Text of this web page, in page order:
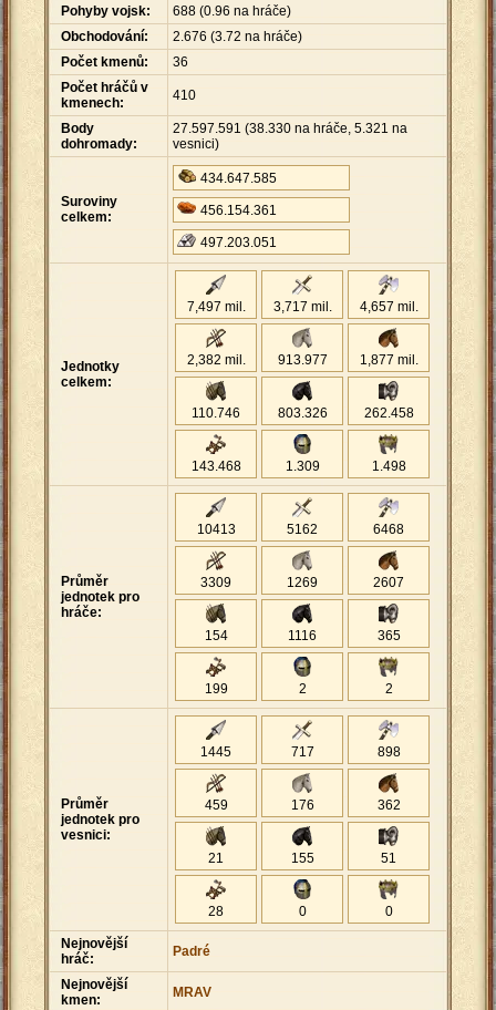
Pohyby vojsk:
688 (0.96 na hráče)
Obchodování:
2.676 (3.72 na hráče)
Počet kmenů:
36
Počet hráčů v
kmenech:
410
Body
dohromady:
27.597.591 (38.330 na hráče, 5.321 na
vesnici)
Suroviny
celkem:
434.647.585
456.154.361
497.203.051
Jednotky
celkem:
7,497 mil. 3,717 mil. 4,657 mil.
2,382 mil. 913.977 1,877 mil.
110.746 803.326 262.458
143.468 1.309 1.498
Průměr
jednotek pro
hráče:
10413 5162 6468
3309 1269 2607
154 1116 365
199 2 2
Průměr
jednotek pro
vesnici:
1445 717 898
459 176 362
21 155 51
28 0 0
Nejnovější
hráč:
Padré
Nejnovější
kmen:
MRAV